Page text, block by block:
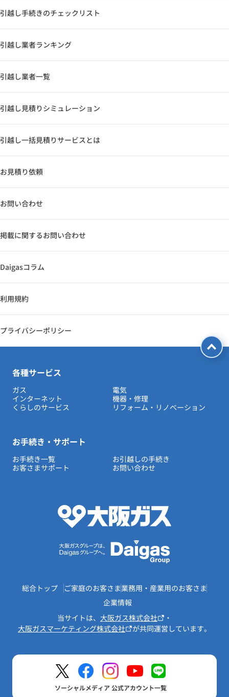
引越し手続きのチェックリスト
引越し業者ランキング
引越し業者一覧
引越し見積りシミュレーション
引越し一括見積りサービスとは
お見積り依頼
お問い合わせ
掲載に関するお問い合わせ
Daigasコラム
利用規約
プライバシーポリシー
各種サービス
ガス
電気
インターネット
機器・修理
くらしのサービス
リフォーム・リノベーション
お手続き・サポート
お手続き一覧
お引越しの手続き
お客さまサポート
お問い合わせ
総合トップ ご家庭のお客さま業務用・産業用のお客さま
企業情報
当サイトは、 大阪ガス株式会社
・
大阪ガスマーケティング株式会社
が共同運営しています。
ソーシャルメディア 公式アカウント一覧